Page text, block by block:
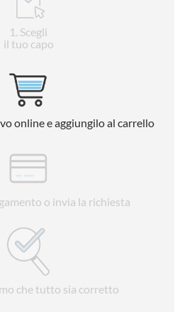
1 . Scegli
il tuo capo
online e aggiungilo al carrello
o invia la richiesta
che tutto sia corretto